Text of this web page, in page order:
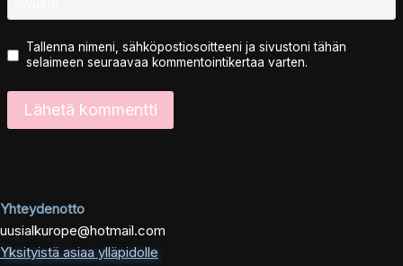
Tallenna nimeni, sähköpostiosoitteeni ja sivustoni tähän
selaimeen seuraavaa kommentointikertaa varten.
Yhteydenotto
uusialkurope@hotmail.com
Yksityistä asiaa ylläpidolle